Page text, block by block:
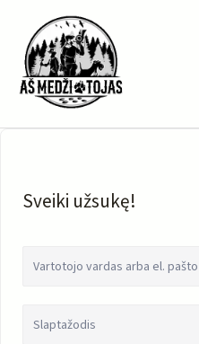
turinio
Sveiki užsukę!